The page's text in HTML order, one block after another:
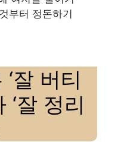
부터 정돈하기
잘 버티
‘잘 정리